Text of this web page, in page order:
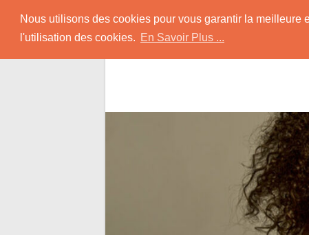
Nous utilisons des cookies pour vous garantir la
l'utilisation des cookies. En Savoir Plus ...
content
Rencontrer-Black
Conseils pour Rencontrer une Jolie